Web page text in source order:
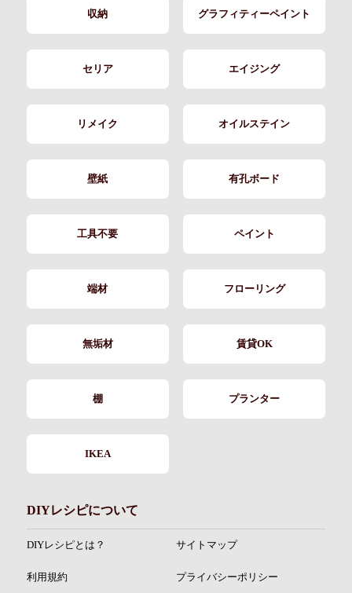
収納 グラフィティーペイント
セリア エイジング
リメイク オイルステイン
壁紙 有孔ボード
工具不要 ペイント
端材 フローリング
無垢材 賃貸OK
棚 プランター
IKEA
DIYレシピについて
DIYレシピとは？ サイトマップ
利用規約 プライバシーポリシー